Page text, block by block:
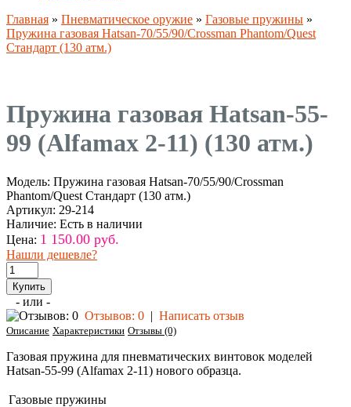
Главная » Пневматическое оружие » Газовые пружины »
Пружина газовая Hatsan-70/55/90/Crossman Phantom/Quest
Стандарт (130 атм.)
Пружина газовая Hatsan-55-
99 (Alfamax 2-11) (130 атм.)
Модель: Пружина газовая Hatsan-70/55/90/Crossman
Phantom/Quest Стандарт (130 атм.)
Артикул: 29-214
Наличие: Есть в наличии
Цена: 1 150.00 руб.
Нашли дешевле?
- или -
Отзывов: 0 | Написать отзыв
Описание Характеристики Отзывы (0)
Газовая пружина для пневматических винтовок моделей
Hatsan-55-99 (Alfamax 2-11) нового образца.
Газовые пружины